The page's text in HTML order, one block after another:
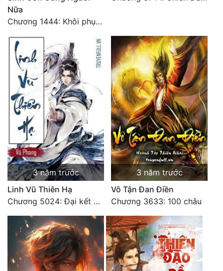
Nữa
Chương 1444: Khôi phục quỹ đạo
3 năm trước
Linh Vũ Thiên Hạ
Chương 5024: Đại kết cục
3 năm trước
Vô Tận Đan Điền
Chương 3633: 100 châu